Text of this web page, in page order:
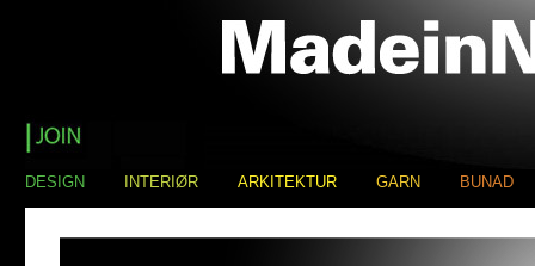
DESIGN INTERIØR ARKITEKTUR GARN BUNAD